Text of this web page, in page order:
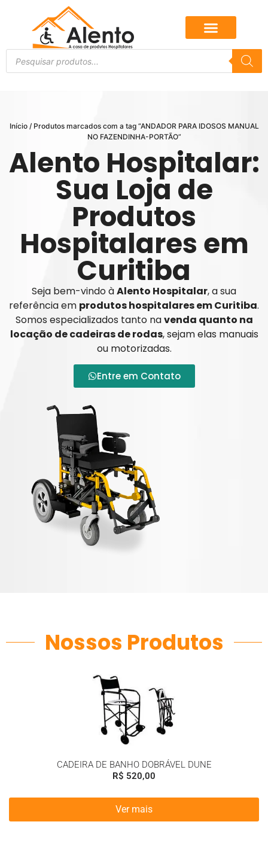
Início/ Produtos marcados com a tag “ANDADOR PARA IDOSOS MANUAL
NO FAZENDINHA-PORTÃO”
Alento Hospitalar:
Sua Loja de
Produtos
Hospitalares em
Curitiba
Seja bem-vindo àAlento Hospitalar, a sua
referência em produtos hospitalares em Curitiba.
Somos especializados tanto navenda quanto na
locação de cadeiras de rodas, sejam elas manuais
ou motorizadas.
Entre em Contato
Nossos Produtos
CADEIRA DE BANHO DOBRÁVEL DUNE
R$ 520,00
Ver mais